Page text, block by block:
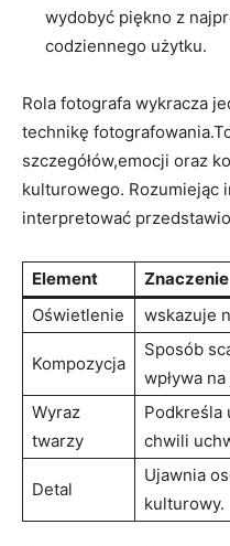
wydobyć piękno ​z
codziennego użytku.
Rola fotografa wykracza
technikę
szczegółów,emocji oraz
kulturowego. Rozumiejąc
interpretować
Element
Znaczenie
Oświetlenie
wskazuje
Kompozycja
Sposób
wpływa
Wyraz
⁢twarzy
Podkreśla
chwili
Detal
Ujawnia​
kulturowy.